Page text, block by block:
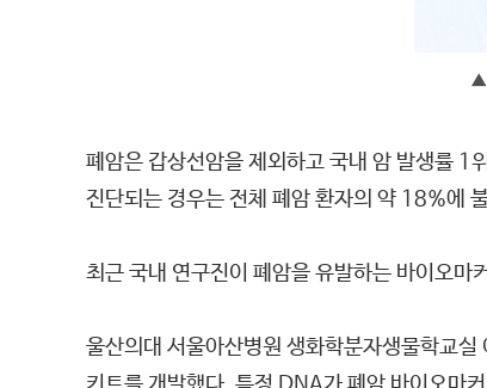
▲
폐암은 갑상선암을 제외하고 국내 암 발생률 1
진단되는 경우는 전체 폐암 환자의 약 18%에
최근 국내 연구진이 폐암을 유발하는 바이오마
울산의대 서울아산병원 생화학분자생물학교